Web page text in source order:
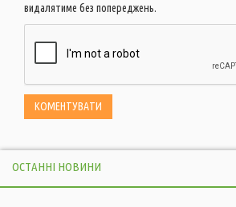
видалятиме без попереджень.
ОСТАННІ НОВИНИ